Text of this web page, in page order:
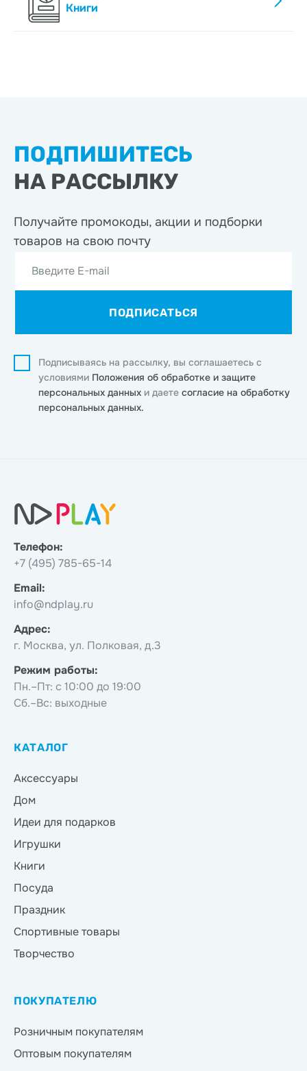
Книги
ПОДПИШИТЕСЬ
НА РАССЫЛКУ
Получайте промокоды, акции и подборки
товаров на свою почту
Введите E-mail
ПОДПИСАТЬСЯ
Подписываясь на рассылку, вы соглашаетесь с
условиями Положения об обработке и защите
персональных данных и даете согласие на обработку
персональных данных.
Телефон:
+7 (495) 785-65-14
Email:
info@ndplay.ru
Адрес:
г. Москва, ул. Полковая, д.3
Режим работы:
Пн.–Пт: с 10:00 до 19:00
Сб.–Вс: выходные
КАТАЛОГ
Аксессуары
Дом
Идеи для подарков
Игрушки
Книги
Посуда
Праздник
Спортивные товары
Творчество
ПОКУПАТЕЛЮ
Розничным покупателям
Оптовым покупателям